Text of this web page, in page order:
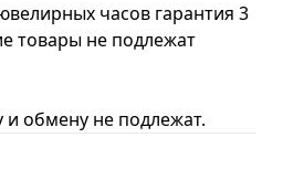
часов гарантия 3
товары не подлежат
обмену не подлежат.